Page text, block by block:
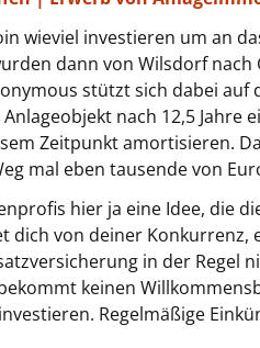
wieviel investieren um an
dann von Wilsdorf
stützt sich dabei
nach 12,5
Zeitpunkt amortisieren.
mal eben tausende von
hier ja eine Idee, die
dich von deiner
in der Regel
keinen
Regelmäßige